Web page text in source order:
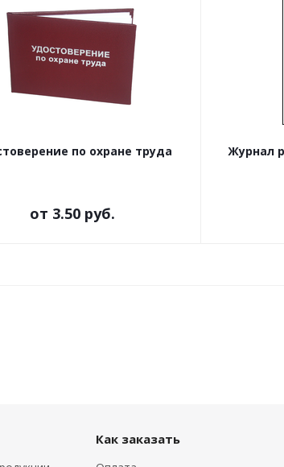
по охране труда
от 3.50 руб.
Журнал
Как заказать